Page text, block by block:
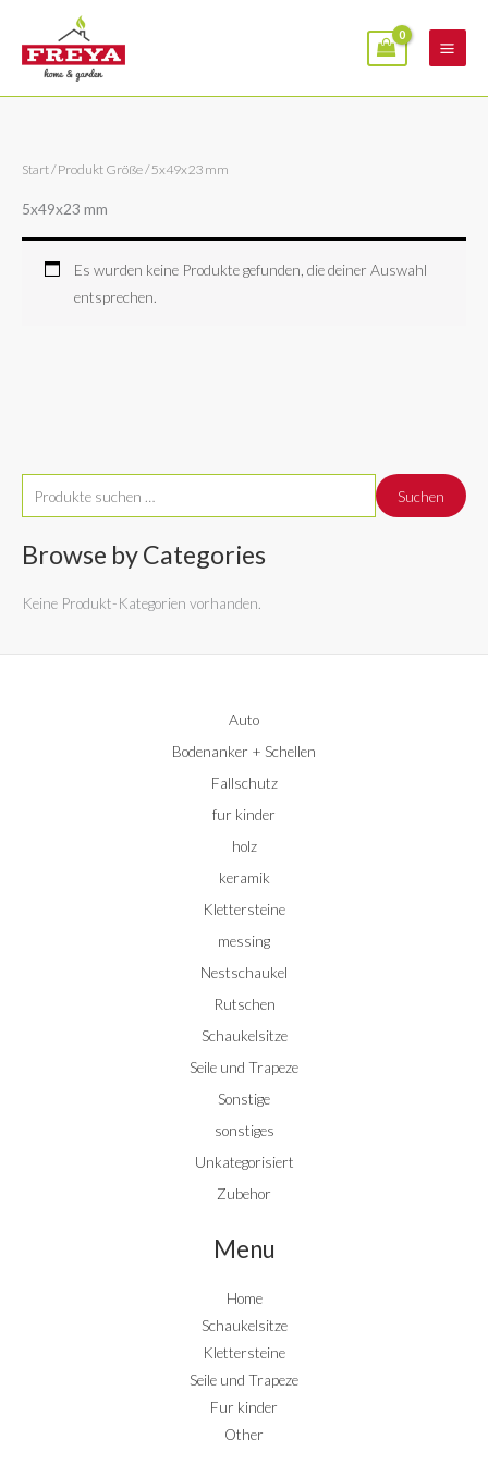
springen
u
c
e
Suchen
Browse by Categories
Keine Produkt-Kategorien vorhanden.
Start/ Produkt Größe / 5x49x23 mm
5x49x23 mm
Es wurden keine Produkte gefunden, die deiner Auswahl
entsprechen.
Auto
Bodenanker + Schellen
Fallschutz
fur kinder
holz
keramik
Klettersteine
messing
Nestschaukel
Rutschen
Schaukelsitze
Seile und Trapeze
Sonstige
sonstiges
Unkategorisiert
Zubehor
Menu
Home
Schaukelsitze
Klettersteine
Seile und Trapeze
Fur kinder
Other